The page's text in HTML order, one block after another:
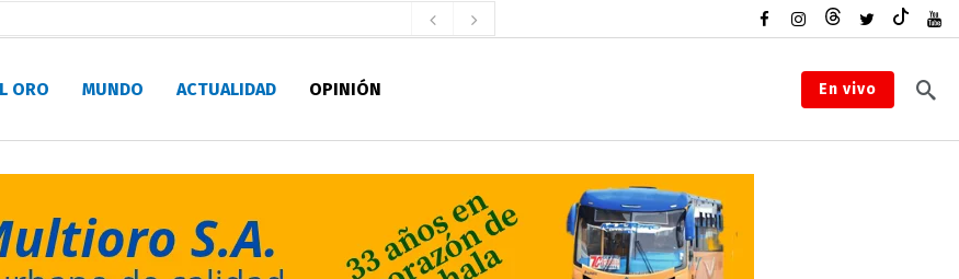
Machala
Eugenio Espejo hace 2 días
de Bomberos Machala
de Bomberos
hace 2 días
pregón lleno de color y tradición hace 3 días
ORO MUNDO ACTUALIDAD OPINIÓN En vivo